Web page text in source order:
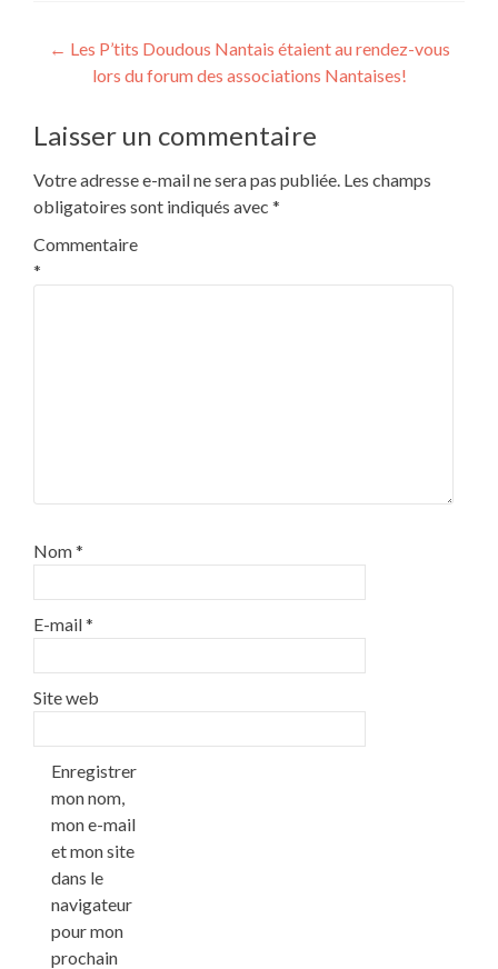
Navigation
l’article
← Les P’tits Doudous Nantais étaient au rendez-vous
lors du forum des associations Nantaises!
Laisser un commentaire
Votre adresse e-mail ne sera pas publiée. Les champs
obligatoires sont indiqués avec *
Commentaire
*
Nom*
E-mail*
Site web
Enregistrer
mon nom,
mon e-mail
et mon site
dans le
navigateur
pour mon
prochain